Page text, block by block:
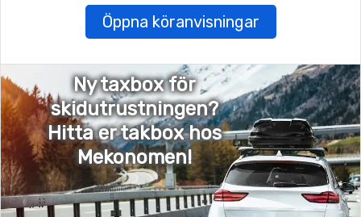
Öppna köranvisningar
Ny taxbox för
skidutrustningen?
Hitta er takbox hos
Mekonomen!